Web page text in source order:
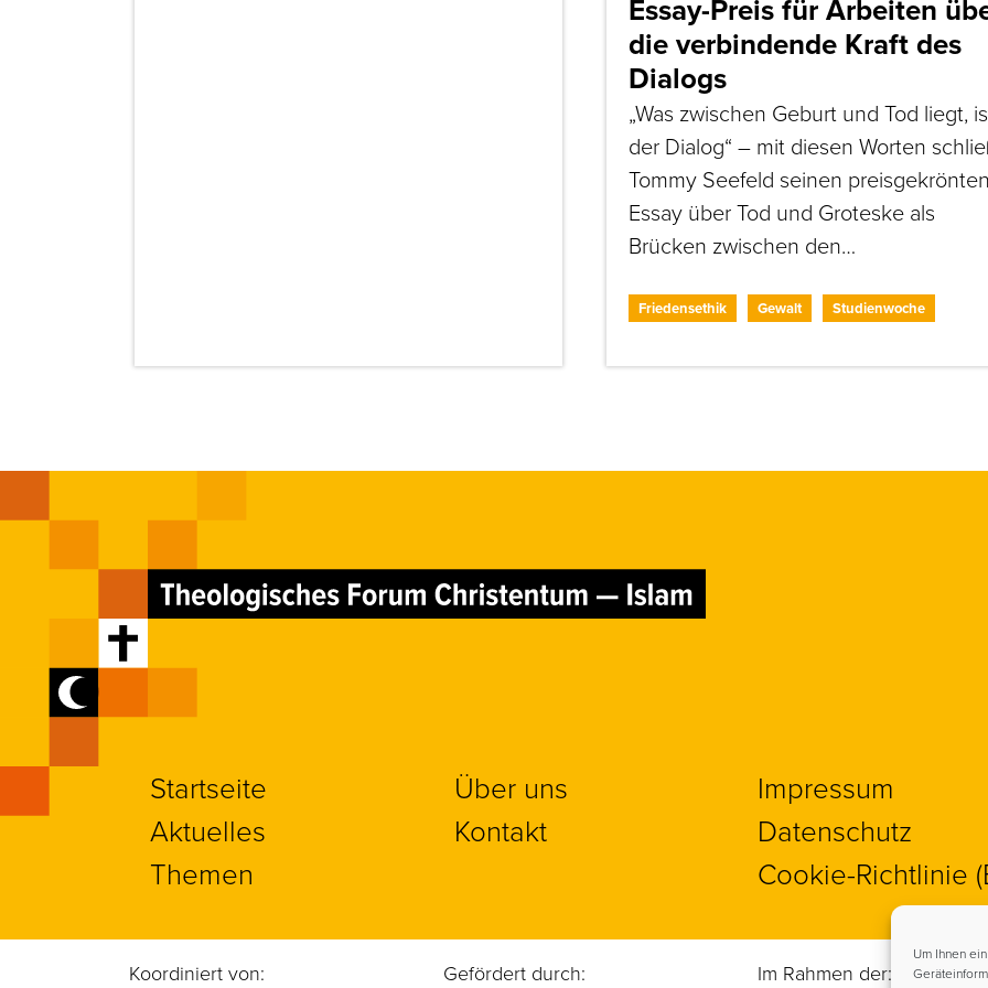
Um Ihnen
Essay-Preis für Arbeiten
die verbindende Kraft des
Dialogs
„Was zwischen Geburt und Tod liegt,
der Dialog“ – mit diesen Worten
Tommy Seefeld seinen preisgekrönten
Essay über Tod und Groteske als
Brücken zwischen den…
Friedensethik Gewalt Studienwoche
Startseite
Aktuelles
Themen
Über uns
Kontakt
Impressum
Datenschutz
Cookie-Richtlinie
Koordiniert von: Gefördert durch: Im Rahmen der: